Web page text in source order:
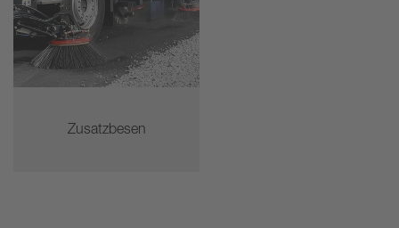
Zusatzbesen